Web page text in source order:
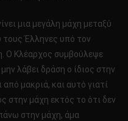
μια μεγάλη μάχη μεταξύ
Έλληνες υπό τον
Ο Κλέαρχος συμβούλεψε
λάβει δράση ο ίδιος στην
μακριά, και αυτό γιατί
στην μάχη εκτός το ότι δεν
στην μάχη, άμα